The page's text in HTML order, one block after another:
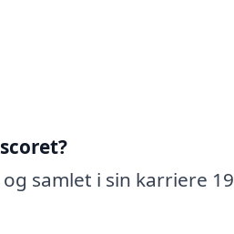
samlet i sin karriere 19